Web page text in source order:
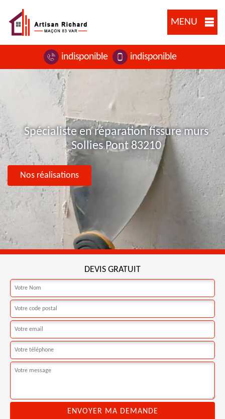
MENU
indisponible indisponible
Spécialiste en réparation fissure murs
Sollies Pont 83210
Nos réalisations
DEVIS GRATUIT